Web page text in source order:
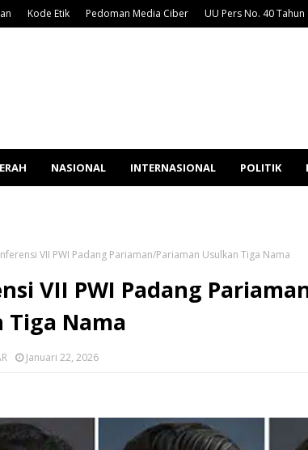
Kode Etik Pedoman Media Ciber UU Pers No. 40 Tahun
NASIONAL INTERNASIONAL POLITIK
VII PWI Padang Pariaman/Pariaman Usulkan Tiga Nama
VII PWI Padang
Tiga Nama
Januari 22, 2026